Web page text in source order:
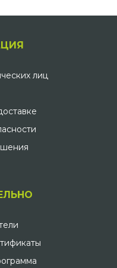
лиц